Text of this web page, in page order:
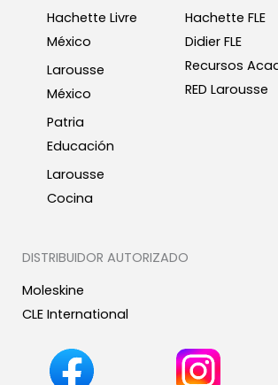
Hachette Livre
México
Larousse
México
Patria
Educación
Larousse
Cocina
Hachette FLE
Didier FLE
Recursos
RED Larousse
DISTRIBUIDOR AUTORIZADO
Moleskine
CLE International